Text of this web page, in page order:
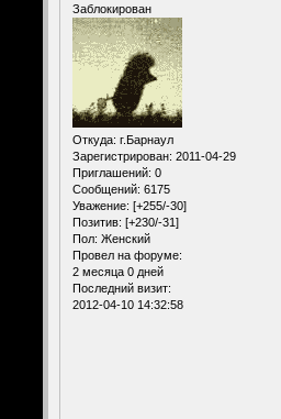
Заблокирован
Откуда: г.Барнаул
Зарегистрирован: 2011-04-29
Приглашений: 0
Сообщений: 6175
Уважение: [+255/-30]
Позитив: [+230/-31]
Пол: Женский
Провел на форуме:
2 месяца 0 дней
Последний визит:
2012-04-10 14:32:58